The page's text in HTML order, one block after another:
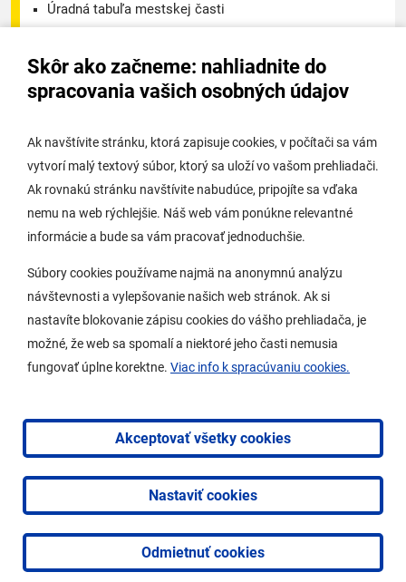
Skôr ako začneme: nahliadnite do
spracovania vašich osobných údajov
Ak navštívite stránku, ktorá zapisuje cookies, v počítači sa vám
vytvorí malý textový súbor, ktorý sa uloží vo vašom prehliadači.
Ak rovnakú stránku navštívite nabudúce, pripojíte sa vďaka
nemu na web rýchlejšie. Náš web vám ponúkne relevantné
informácie a bude sa vám pracovať jednoduchšie.
Súbory cookies používame najmä na anonymnú analýzu
návštevnosti a vylepšovanie našich web stránok. Ak si
nastavíte blokovanie zápisu cookies do vášho prehliadača, je
možné, že web sa spomalí a niektoré jeho časti nemusia
fungovať úplne korektne. Viac info k spracúvaniu cookies.
Akceptovať všetky cookies
Nastaviť cookies
Odmietnuť cookies
Úradná tabuľa mestskej časti
Úradná tabuľa stavebného úradu
Potrebujem vybaviť
Samospráva
O Lamači
Mobilná aplikácia
Kontakty
Vyhlásenie o prístupnosti
2026 © Mestská časť Bratislava-Lamač|Tvorba web
stránok
aredakčný systém odAlejTech, spol. s r.o.